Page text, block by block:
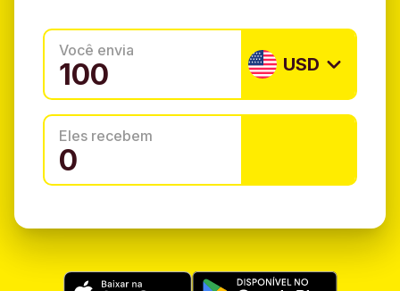
Você envia
USD
Eles recebem